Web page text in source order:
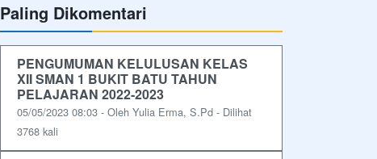
Paling Dikomentari
PENGUMUMAN KELULUSAN KELAS
XII SMAN 1 BUKIT BATU TAHUN
PELAJARAN 2022-2023
05/05/2023 08:03 - Oleh Yulia Erma, S.Pd - Dilihat
3768 kali